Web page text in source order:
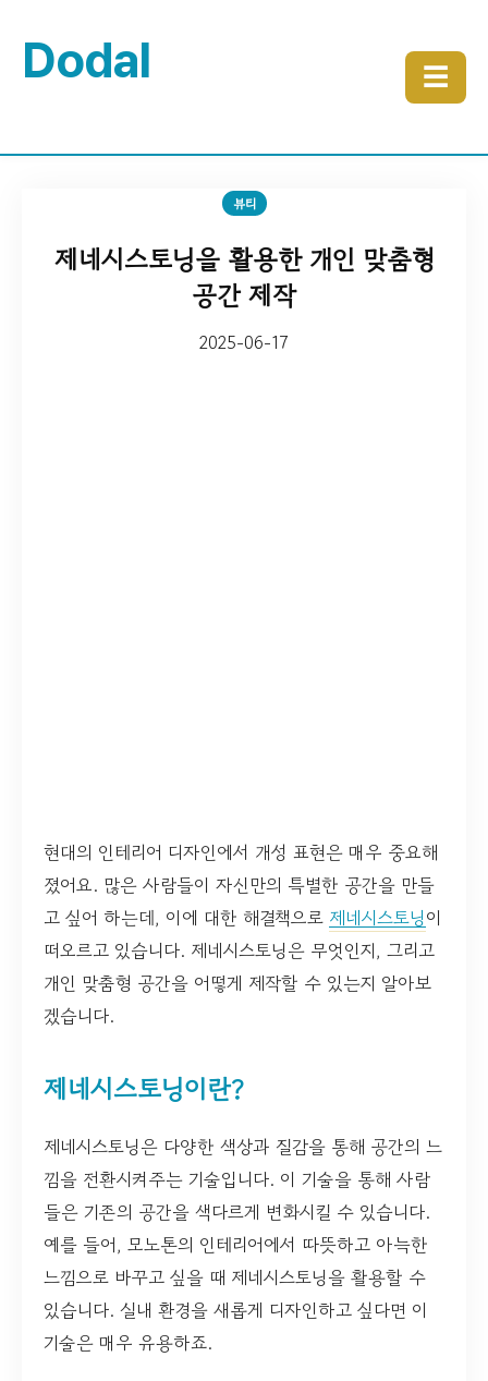
Dodal ☰
뷰티
제네시스토닝을 활용한 개인 맞춤형
공간 제작
2025-06-17
현대의 인테리어 디자인에서 개성 표현은 매우 중요해
졌어요. 많은 사람들이 자신만의 특별한 공간을 만들
고 싶어 하는데, 이에 대한 해결책으로 제네시스토닝이
떠오르고 있습니다. 제네시스토닝은 무엇인지, 그리고
개인 맞춤형 공간을 어떻게 제작할 수 있는지 알아보
겠습니다.
제네시스토닝이란?
제네시스토닝은 다양한 색상과 질감을 통해 공간의 느
낌을 전환시켜주는 기술입니다. 이 기술을 통해 사람
들은 기존의 공간을 색다르게 변화시킬 수 있습니다.
예를 들어, 모노톤의 인테리어에서 따뜻하고 아늑한
느낌으로 바꾸고 싶을 때 제네시스토닝을 활용할 수
있습니다. 실내 환경을 새롭게 디자인하고 싶다면 이
기술은 매우 유용하죠.